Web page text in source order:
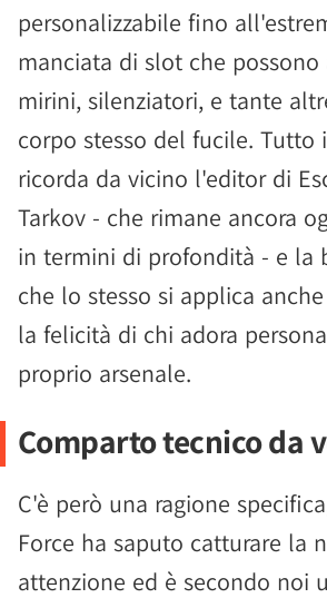
personalizzabile fino
manciata di slot che possono
mirini, silenziatori, e tante
corpo stesso del fucile. Tutto
ricorda da vicino l'editor di
Tarkov - che rimane ancora
in termini di profondità - e la
che lo stesso si applica
la felicità di chi adora
proprio arsenale.
Comparto tecnico da
C'è però una ragione
Force ha saputo catturare la
attenzione ed è secondo noi